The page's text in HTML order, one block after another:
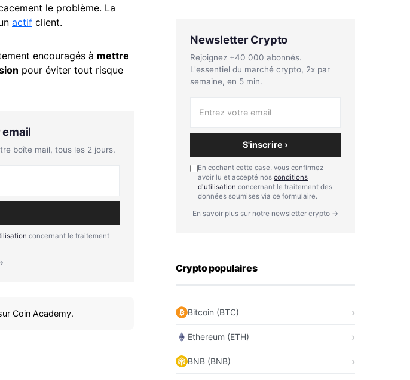
le problème. La
actif client.
encouragés à mettre
pour éviter tout risque
email
boîte mail, tous les 2 jours.
concernant le traitement
Coin Academy.
Newsletter Crypto
Rejoignez +40 000 abonnés.
L'essentiel du marché crypto, 2x par
semaine, en 5 min.
S'inscrire ›
En cochant cette case, vous confirmez
avoir lu et accepté nos conditions
d'utilisation concernant le traitement des
données soumises via ce formulaire.
En savoir plus sur notre newsletter crypto →
Crypto populaires
Bitcoin (BTC)
Ethereum (ETH)
BNB (BNB)